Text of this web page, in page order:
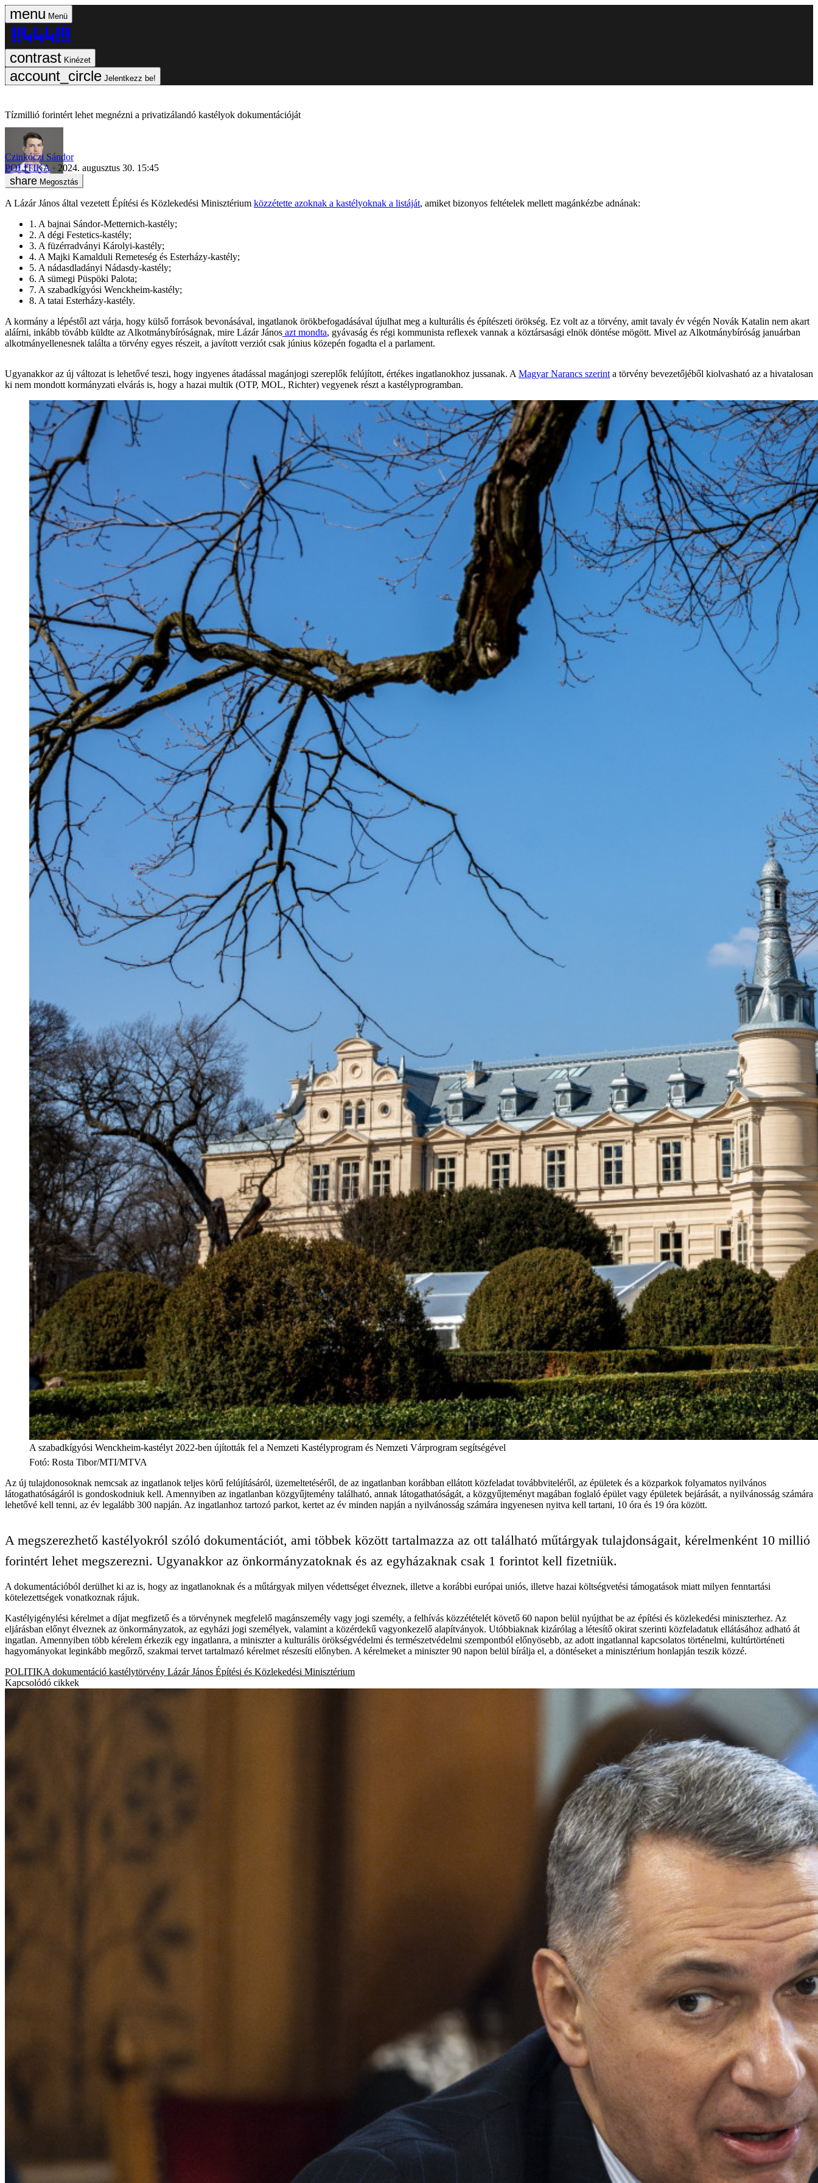
Menü
Kinézet
Jelentkezz be!
Tízmillió forintért lehet megnézni a privatizálandó kastélyok dokumentációját
Czinkóczi Sándor
POLITIKA
2024. augusztus 30. 15:45
Megosztás
A Lázár János által vezetett Építési és Közlekedési Minisztérium közzétette azoknak a kastélyoknak a listáját, amiket bizonyos feltételek mellett magánkézbe adnának:
1. A bajnai Sándor-Metternich-kastély;
2. A dégi Festetics-kastély;
3. A füzérradványi Károlyi-kastély;
4. A Majki Kamalduli Remeteség és Esterházy-kastély;
5. A nádasdladányi Nádasdy-kastély;
6. A sümegi Püspöki Palota;
7. A szabadkígyósi Wenckheim-kastély;
8. A tatai Esterházy-kastély.
A kormány a lépéstől azt várja, hogy külső források bevonásával, ingatlanok örökbefogadásával újulhat meg a kulturális és építészeti örökség. Ez volt az a törvény, amit tavaly év végén Novák Katalin nem akart
aláírni, inkább tövább küldte az Alkotmánybíróságnak, mire Lázár János azt mondta, gyávaság és régi kommunista reflexek vannak a köztársasági elnök döntése mögött. Mivel az Alkotmánybíróság januárban
alkotmányellenesnek találta a törvény egyes részeit, a javított verziót csak június közepén fogadta el a parlament.
Ugyanakkor az új változat is lehetővé teszi, hogy ingyenes átadással magánjogi szereplők felújított, értékes ingatlanokhoz jussanak. A Magyar Narancs szerint a törvény bevezetőjéből kiolvasható az a hivatalosan
ki nem mondott kormányzati elvárás is, hogy a hazai multik (OTP, MOL, Richter) vegyenek részt a kastélyprogramban.
A szabadkígyósi Wenckheim-kastélyt 2022-ben újították fel a Nemzeti Kastélyprogram és Nemzeti Várprogram segítségével
Fotó: Rosta Tibor/MTI/MTVA
Az új tulajdonosoknak nemcsak az ingatlanok teljes körű felújításáról, üzemeltetéséről, de az ingatlanban korábban ellátott közfeladat továbbviteléről, az épületek és a közparkok folyamatos nyilvános
látogathatóságáról is gondoskodniuk kell. Amennyiben az ingatlanban közgyűjtemény található, annak látogathatóságát, a közgyűjteményt magában foglaló épület vagy épületek bejárását, a nyilvánosság számára
lehetővé kell tenni, az év legalább 300 napján. Az ingatlanhoz tartozó parkot, kertet az év minden napján a nyilvánosság számára ingyenesen nyitva kell tartani, 10 óra és 19 óra között.
A megszerezhető kastélyokról szóló dokumentációt, ami többek között tartalmazza az ott található műtárgyak tulajdonságait, kérelmenként 10 millió
forintért lehet megszerezni. Ugyanakkor az önkormányzatoknak és az egyházaknak csak 1 forintot kell fizetniük.
A dokumentációból derülhet ki az is, hogy az ingatlanoknak és a műtárgyak milyen védettséget élveznek, illetve a korábbi európai uniós, illetve hazai költségvetési támogatások miatt milyen fenntartási
kötelezettségek vonatkoznak rájuk.
Kastélyigénylési kérelmet a díjat megfizető és a törvénynek megfelelő magánszemély vagy jogi személy, a felhívás közzétételét követő 60 napon belül nyújthat be az építési és közlekedési miniszterhez. Az
eljárásban előnyt élveznek az önkormányzatok, az egyházi jogi személyek, valamint a közérdekű vagyonkezelő alapítványok. Utóbbiaknak kizárólag a létesítő okirat szerinti közfeladatuk ellátásához adható át
ingatlan. Amennyiben több kérelem érkezik egy ingatlanra, a miniszter a kulturális örökségvédelmi és természetvédelmi szempontból előnyösebb, az adott ingatlannal kapcsolatos történelmi, kultúrtörténeti
hagyományokat leginkább megőrző, szakmai tervet tartalmazó kérelmet részesíti előnyben. A kérelmeket a miniszter 90 napon belül bírálja el, a döntéseket a minisztérium honlapján teszik közzé.
POLITIKA dokumentáció kastélytörvény Lázár János Építési és Közlekedési Minisztérium
Kapcsolódó cikkek